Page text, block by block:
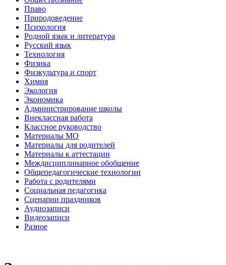
Право
Природоведение
Психология
Родной язык и литература
Русский язык
Технология
Физика
Физкультура и спорт
Химия
Экология
Экономика
Администрирование школы
Внеклассная работа
Классное руководство
Материалы МО
Материалы для родителей
Материалы к аттестации
Междисциплинарное обобщение
Общепедагогические технологии
Работа с родителями
Социальная педагогика
Сценарии праздников
Аудиозаписи
Видеозаписи
Разное